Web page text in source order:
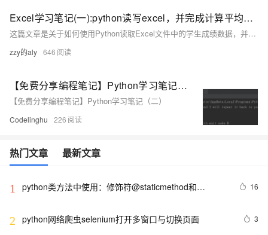
Excel学习笔记(一):python读写excel，并完成计算平均成绩、成绩等级划分、每个同学分数大于70的次数、找最优成绩
这篇文章是关于如何使用Python读取Excel文件中的学生成绩数据，并进行计算平均成绩、成绩等级划分、统计分数大于70的次数以及找出最优成绩等操作的教程。
zzy的aly 646
【免费分享编程笔记】Python学习笔记（二）
【免费分享编程笔记】Python学习笔记（二）
Codelinghu 226
热门文章 最新文章
1
python类方法中使用：修饰符@staticmethod和
使用
16
2 python网络爬虫selenium打开多窗口与切换页面 3